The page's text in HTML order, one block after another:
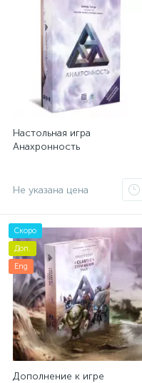
Настольная игра
Анахронность
Не указана цена
Скоро
Доп.
Eng
Дополнение к игре